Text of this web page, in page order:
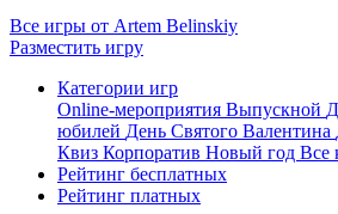
Все игры от Artem Belinskiy
Разместить игру
Категории игр
Online-мероприятия Выпускной
юбилей День Святого Валентина
Квиз Корпоратив Новый год Все
Рейтинг бесплатных
Рейтинг платных